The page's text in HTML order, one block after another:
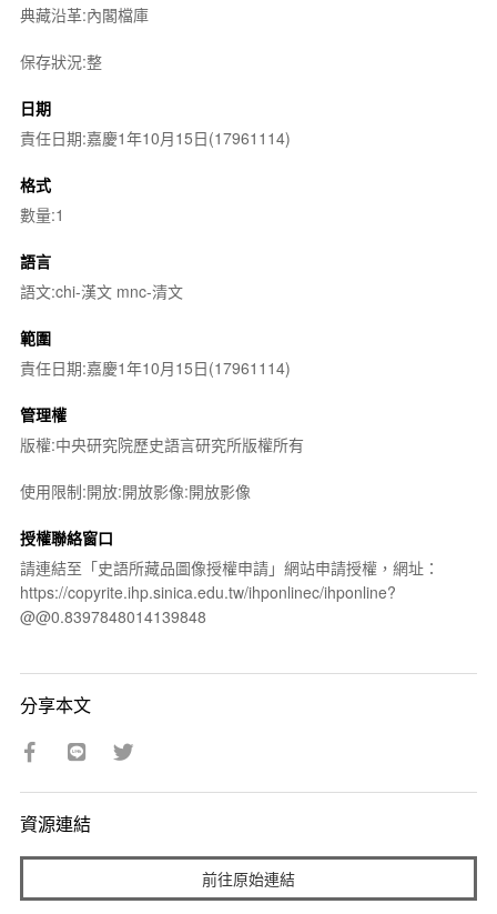
典藏沿革:內閣檔庫
保存狀況:整
日期
責任日期:嘉慶1年10月15日(17961114)
格式
數量:1
語言
語文:chi-漢文 mnc-清文
範圍
責任日期:嘉慶1年10月15日(17961114)
管理權
版權:中央研究院歷史語言研究所版權所有
使用限制:開放:開放影像:開放影像
授權聯絡窗口
請連結至「史語所藏品圖像授權申請」網站申請授權，網址：
https://copyrite.ihp.sinica.edu.tw/ihponlinec/ihponline?
@@0.8397848014139848
分享本文
資源連結
前往原始連結